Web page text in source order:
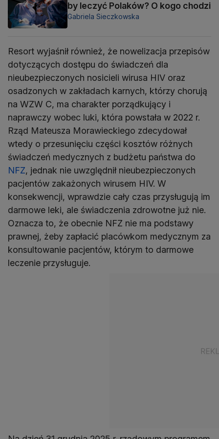
by leczyć Polaków? O kogo chodzi
Gabriela Sieczkowska
Resort wyjaśnił również, że nowelizacja przepisów
dotyczących dostępu do świadczeń dla
nieubezpieczonych nosicieli wirusa HIV oraz
osadzonych w zakładach karnych, którzy chorują
na WZW C, ma charakter porządkujący i
naprawczy wobec luki, która powstała w 2022 r.
Rząd Mateusza Morawieckiego zdecydował
wtedy o przesunięciu części kosztów różnych
świadczeń medycznych z budżetu państwa do
NFZ, jednak nie uwzględnił nieubezpieczonych
pacjentów zakażonych wirusem HIV. W
konsekwencji, wprawdzie cały czas przysługują im
darmowe leki, ale świadczenia zdrowotne już nie.
Oznacza to, że obecnie NFZ nie ma podstawy
prawnej, żeby zapłacić placówkom medycznym za
konsultowanie pacjentów, którym to darmowe
leczenie przysługuje.